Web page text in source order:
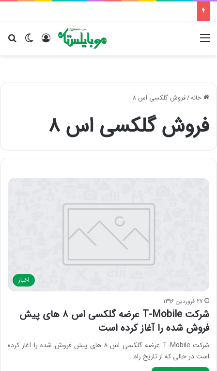
تغییر ورود
خانه/فروش گلکسی اس 8
فروش گلکسی اس 8
اخبار
27 فروردین 1396
شرکت T-Mobile عرضه گلکسی اس ۸ های پیش
فروش شده را آغاز کرده است
شرکت T-Mobile عرضه گلکسی اس ۸ های پیش فروش شده را آغاز کرده
است در حالی که از تاریخ راه…